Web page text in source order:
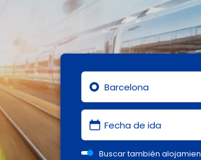
Buscar también